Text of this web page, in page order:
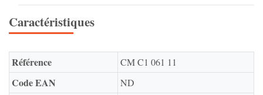
Caractéristiques
Référence CM C1 061 11
Code EAN ND